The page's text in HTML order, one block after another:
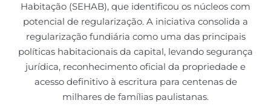
Habitação (SEHAB), que identificou os núcleos com
potencial de regularização. A iniciativa consolida a
regularização fundiária como uma das principais
políticas habitacionais da capital, levando segurança
jurídica, reconhecimento oficial da propriedade e
acesso definitivo à escritura para centenas de
milhares de famílias paulistanas.